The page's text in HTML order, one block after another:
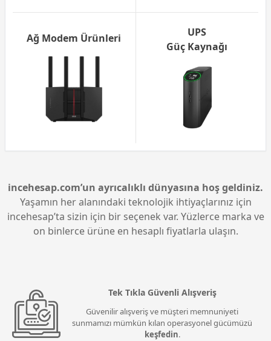
Ağ Modem Ürünleri
UPS
Güç Kaynağı
incehesap.com’un ayrıcalıklı dünyasına hoş geldiniz.
Yaşamın her alanındaki teknolojik ihtiyaçlarınız için
incehesap’ta sizin için bir seçenek var. Yüzlerce marka ve
on binlerce ürüne en hesaplı fiyatlarla ulaşın.
Tek Tıkla Güvenli Alışveriş
Güvenilir alışveriş ve müşteri memnuniyeti
sunmamızı mümkün kılan operasyonel gücümüzü
keşfedin.